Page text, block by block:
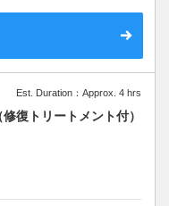
髪矯正
ございます。
Est. Duration：Approx. 4 hrs
復トリートメント付）